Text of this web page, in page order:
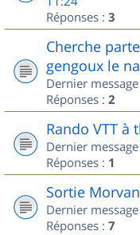
Réponses : 3
Cherche
gengoux le
Dernier
Réponses : 2
Rando VTT à
Dernier
Réponses : 1
Sortie
Dernier
Réponses : 7